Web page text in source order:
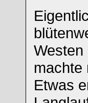
Westen
machte
Etwas